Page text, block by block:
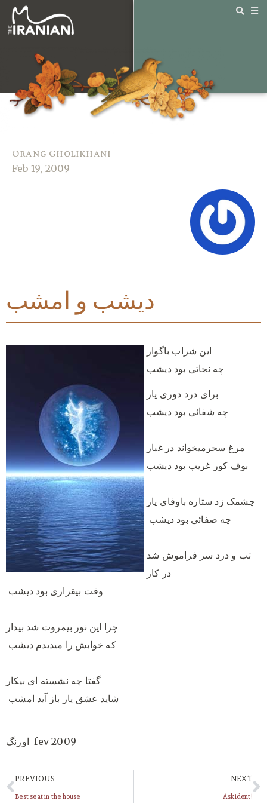
Orang Gholikhani
Feb 19, 2009
دیشب و امشب
این شراب باگوار
چه نجاتی بود دیشب
برای درد دوری یار
چه شفائی بود دیشب
مرغ سحرمیخواند در غبار
بوف کور غریب بود دیشب
چشمک زد ستاره باوفای یار
چه صفائی بود دیشب
تب و درد سر فراموش شد
در کار
وقت بیقراری بود دیشب
چرا این نور بیمروت شد بیدار
که خوابش را میدیدم دیشب
گفتا چه نشسته ای بیکار
شاید عشق یار باز آید امشب
اورنگ fev 2009
PREVIOUS
Best seat in the house
NEXT
Askident!